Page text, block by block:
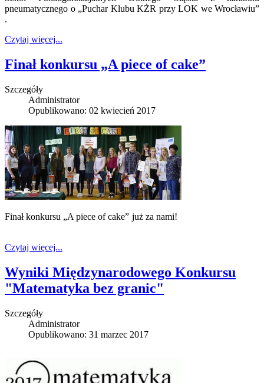
pneumatycznego o „Puchar Klubu KŻR przy LOK we Wrocławiu”
.
Czytaj więcej...
Finał konkursu „A piece of cake”
Szczegóły
Administrator
Opublikowano: 02 kwiecień 2017
Finał konkursu „A piece of cake” już za nami!
Czytaj więcej...
Wyniki Międzynarodowego Konkursu
"Matematyka bez granic"
Szczegóły
Administrator
Opublikowano: 31 marzec 2017